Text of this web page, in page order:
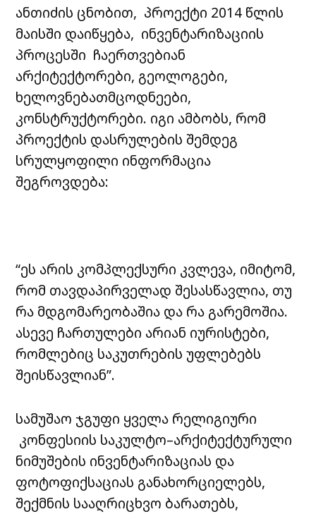
ანთიძის ცნობით, პროექტი 2014 წლის
მაისში დაიწყება, ინვენტარიზაციის
პროცესში ჩაერთვებიან
არქიტექტორები, გეოლოგები,
ხელოვნებათმცოდნეები,
კონსტრუქტორები. იგი ამბობს, რომ
პროექტის დასრულების შემდეგ
სრულყოფილი ინფორმაცია
შეგროვდება:
“ეს არის კომპლექსური კვლევა, იმიტომ,
რომ თავდაპირველად შესასწავლია, თუ
რა მდგომარეობაშია და რა გარემოშია.
ასევე ჩართულები არიან იურისტები,
რომლებიც საკუთრების უფლებებს
შეისწავლიან”.
სამუშაო ჯგუფი ყველა რელიგიური
კონფესიის საკულტო–არქიტექტურული
ნიმუშების ინვენტარიზაციას და
ფოტოფიქსაციას განახორციელებს,
შექმნის სააღრიცხვო ბარათებს,